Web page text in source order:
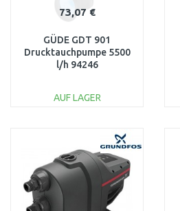
73,07 €
GÜDE GDT 901
Drucktauchpumpe 5500
l/h 94246
AUF LAGER
Vergleichen